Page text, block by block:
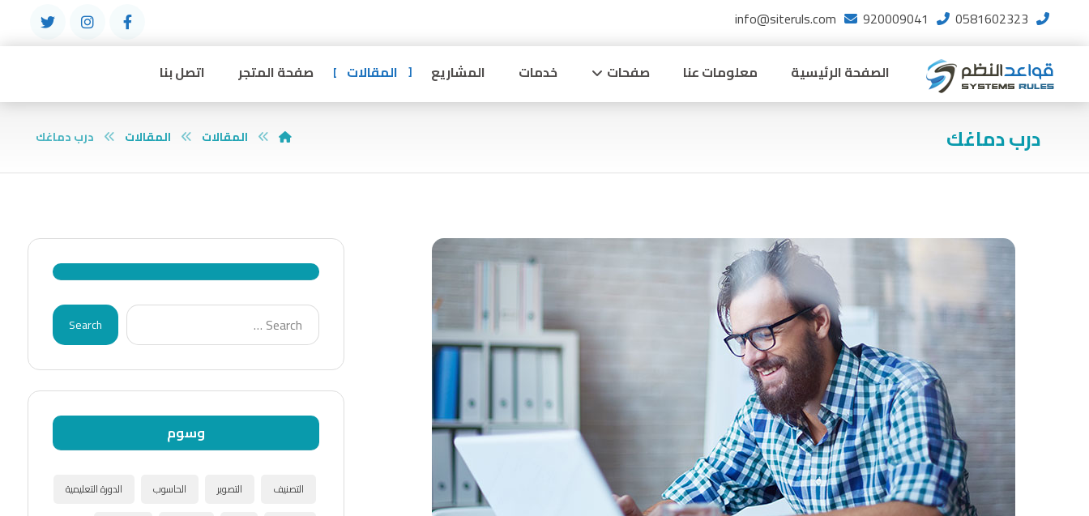
0581602323
920009041
info@siteruls.com
الصفحة الرئيسية معلومات عنا صفحات خدمات المشاريع المقالات صفحة المتجر اتصل بنا
درب دماغك المقالات المقالات درب دماغك
Search
وسوم
التصنيف التصوير الحاسوب
الدورة التعليمية